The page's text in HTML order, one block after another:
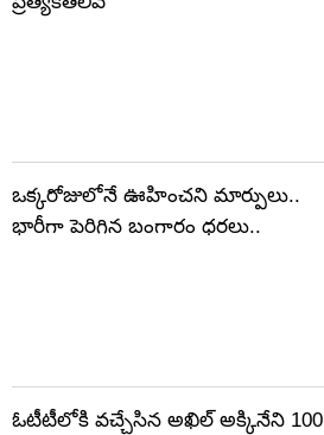
ఒక్కరోజులోనే ఊహించని మార్పులు..
భారీగా పెరిగిన బంగారం ధరలు..
ఓటీటీలోకి వచ్చేసిన అఖిల్ అక్కినేని 100